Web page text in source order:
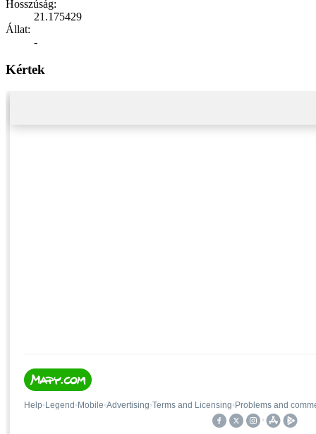
Hosszúság:
21.175429
Állat:
-
Kértek